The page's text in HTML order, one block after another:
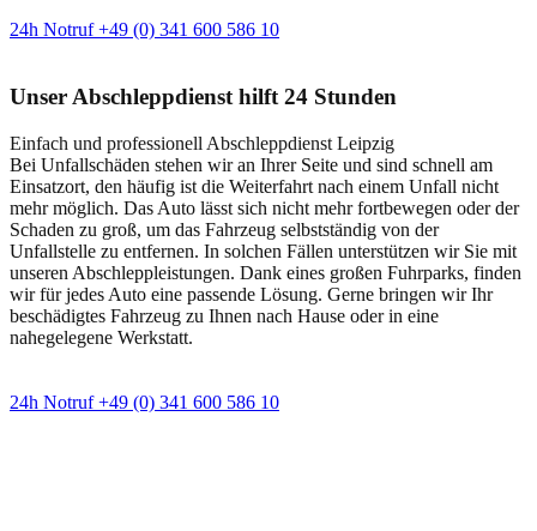
24h Notruf +49 (0) 341 600 586 10
Unser Abschleppdienst hilft 24 Stunden
Einfach und professionell Abschleppdienst Leipzig
Bei Unfallschäden stehen wir an Ihrer Seite und sind schnell am
Einsatzort, den häufig ist die Weiterfahrt nach einem Unfall nicht
mehr möglich. Das Auto lässt sich nicht mehr fortbewegen oder der
Schaden zu groß, um das Fahrzeug selbstständig von der
Unfallstelle zu entfernen. In solchen Fällen unterstützen wir Sie mit
unseren Abschleppleistungen. Dank eines großen Fuhrparks, finden
wir für jedes Auto eine passende Lösung. Gerne bringen wir Ihr
beschädigtes Fahrzeug zu Ihnen nach Hause oder in eine
nahegelegene Werkstatt.
24h Notruf +49 (0) 341 600 586 10